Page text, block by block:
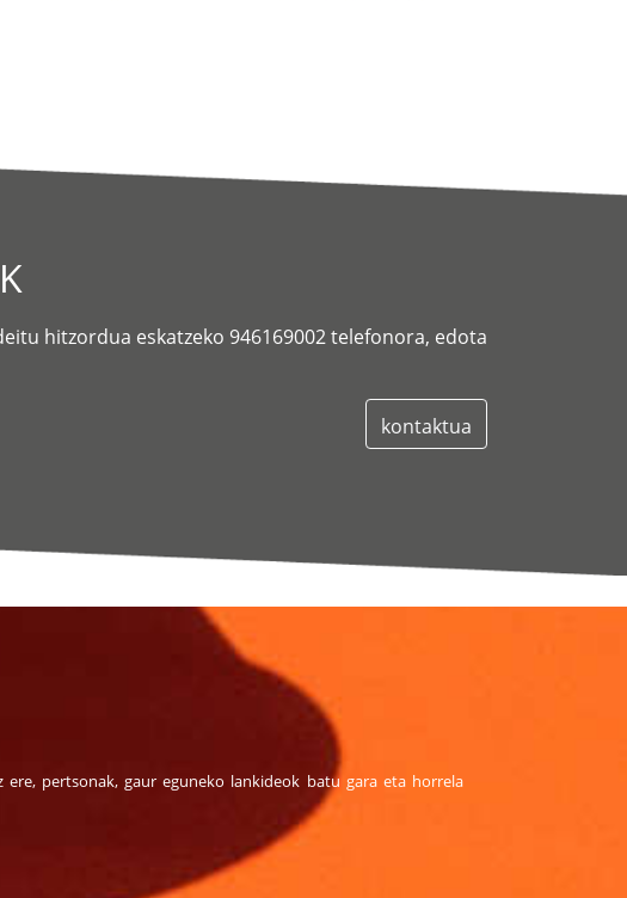
hitzordua eskatzeko 946169002 telefonora, edota
kontaktua
pertsonak, gaur eguneko lankideok batu gara eta horrela